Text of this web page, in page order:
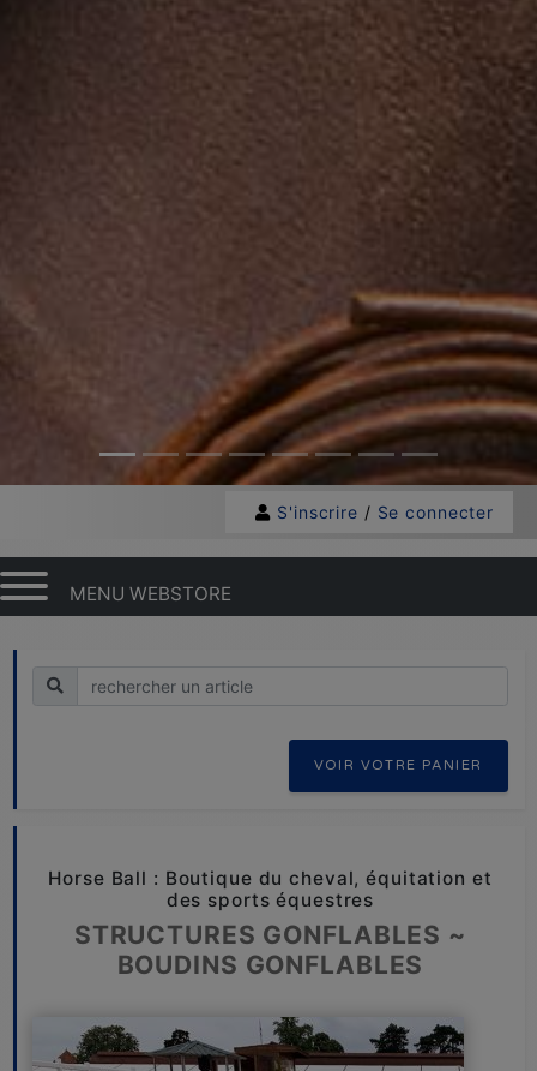
S'inscrire / Se connecter
MENU WEBSTORE
Recherche
VOIR VOTRE PANIER
Horse Ball : Boutique du cheval, équitation et
des sports équestres
STRUCTURES GONFLABLES ~
BOUDINS GONFLABLES